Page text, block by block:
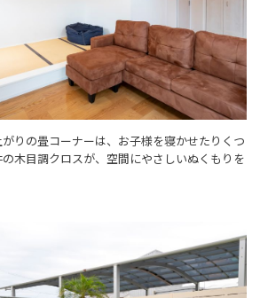
りの畳コーナーは、お子様を寝かせたりくつ
木目調クロスが、空間にやさしいぬくもりを